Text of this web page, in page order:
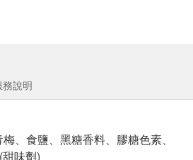
說明
、食鹽、黑糖香料、膠糖色素、
味劑)